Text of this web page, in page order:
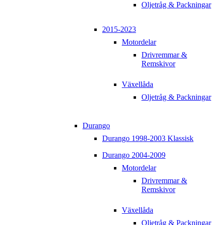
Oljetråg & Packningar
2015-2023
Motordelar
Drivremmar &
Remskivor
Växellåda
Oljetråg & Packningar
Durango
Durango 1998-2003 Klassisk
Durango 2004-2009
Motordelar
Drivremmar &
Remskivor
Växellåda
Oljetråg & Packningar